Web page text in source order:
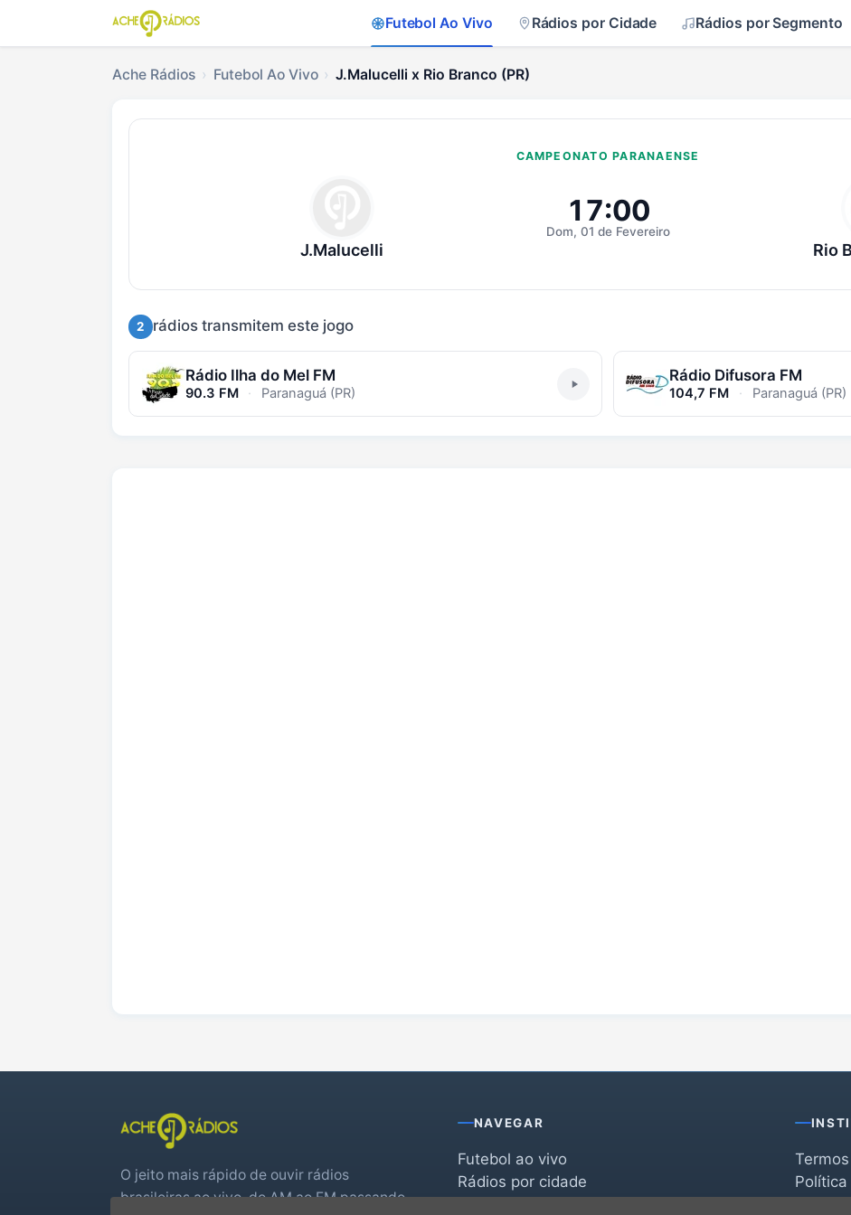
Futebol Ao Vivo Rádios por Cidade Rádios por Segmento
Ache Rádios Futebol Ao Vivo J.Malucelli x Rio Branco (PR)
CAMPEONATO PARANAENSE
J.Malucelli
17:00
Dom, 01 de Fevereiro
Rio
2 rádios transmitem este jogo
Rádio Ilha do Mel FM
90.3 FM · Paranaguá (PR)
Rádio Difusora FM
104,7 FM · Paranaguá (PR)
O jeito mais rápido de ouvir rádios
brasileiras ao vivo, do AM ao FM passando
NAVEGAR
Futebol ao vivo
Rádios por cidade